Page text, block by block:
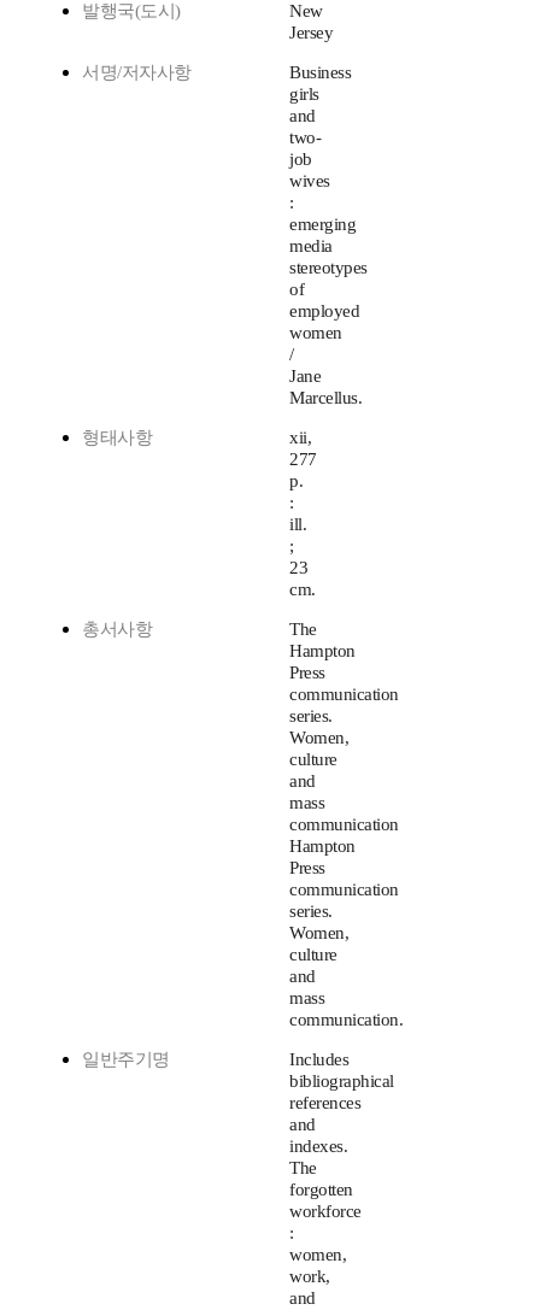
발행국(도시)
New
Jersey
서명/저자사항
Business
girls
and
two-
job
wives
:
emerging
media
stereotypes
of
employed
women
/
Jane
Marcellus.
형태사항
xii,
277
p.
:
ill.
;
23
cm.
총서사항
The
Hampton
Press
communication
series.
Women,
culture
and
mass
communication
Hampton
Press
communication
series.
Women,
culture
and
mass
communication.
일반주기명
Includes
bibliographical
references
and
indexes.
The
forgotten
workforce
:
women,
work,
and